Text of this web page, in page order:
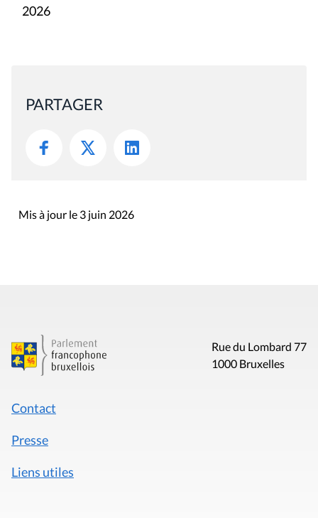
2026
PARTAGER
Mis à jour le 3 juin 2026
Rue du Lombard 77
1000 Bruxelles
Contact
Presse
Liens utiles